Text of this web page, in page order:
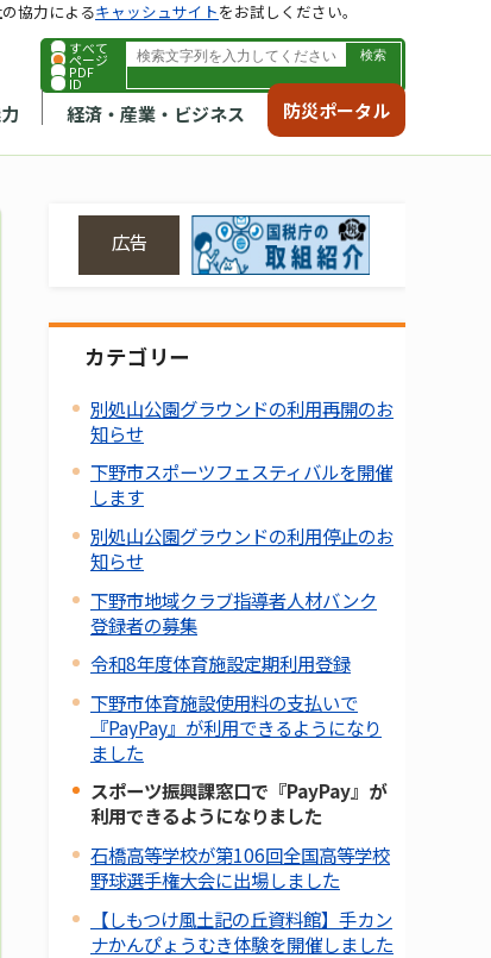
すべて
ページ
PDF
ID
経済・産業・ビジネス 防災ポータル
協力によるキャッシュサイトをお試しください。
広告
カテゴリー
別処山公園グラウンドの利用再開のお
知らせ
下野市スポーツフェスティバルを開催
します
別処山公園グラウンドの利用停止のお
知らせ
下野市地域クラブ指導者人材バンク
登録者の募集
令和8年度体育施設定期利用登録
下野市体育施設使用料の支払いで
『PayPay』が利用できるようになり
ました
スポーツ振興課窓口で『PayPay』が
利用できるようになりました
石橋高等学校が第106回全国高等学校
野球選手権大会に出場しました
【しもつけ風土記の丘資料館】手カン
ナかんぴょうむき体験を開催しました